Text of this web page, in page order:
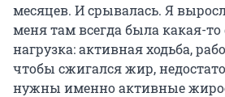
месяцев. И срывалась. Я
меня там всегда была какая-
нагрузка: активная ходьба,
чтобы сжигался жир,
нужны именно активные